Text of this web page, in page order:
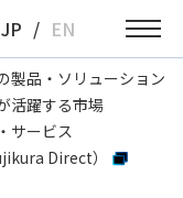
JP / EN
製品・ソリューション
活躍する市場
サービス
Direct）
工事用 光ファイバカッタ